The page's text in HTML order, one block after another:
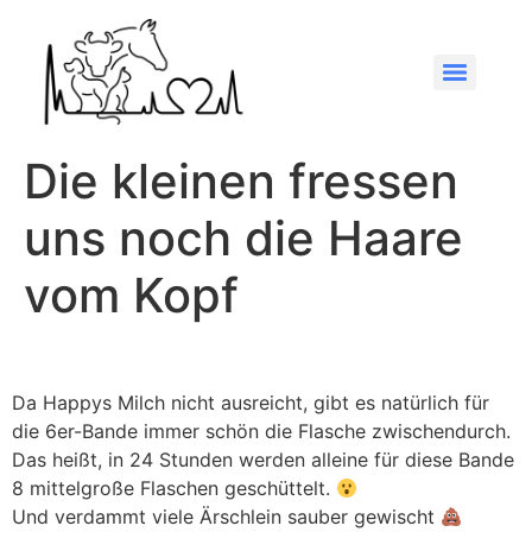
Die kleinen fressen
uns noch die Haare
vom Kopf
Da Happys Milch nicht ausreicht, gibt es natürlich für
die 6er-Bande immer schön die Flasche zwischendurch.
Das heißt, in 24 Stunden werden alleine für diese Bande
8 mittelgroße Flaschen geschüttelt.
Und verdammt viele Ärschlein sauber gewischt